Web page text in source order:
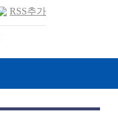
RSS추가